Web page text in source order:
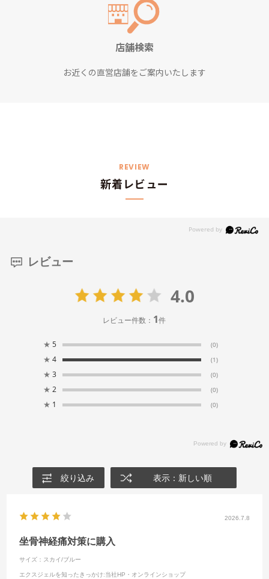
店舗検索
お近くの直営店舗をご案内いたします
REVIEW
新着レビュー
レビュー
4.0
レビュー件数： 1件
★ 5 (0)
★ 4 (1)
★ 3 (0)
★ 2 (0)
★ 1 (0)
絞り込み 表示：新しい順
2026.7.8
坐骨神経痛対策に購入
サイズ：スカイ/ブルー
エクスジェルを知ったきっかけ:当社HP・オンラインショップ